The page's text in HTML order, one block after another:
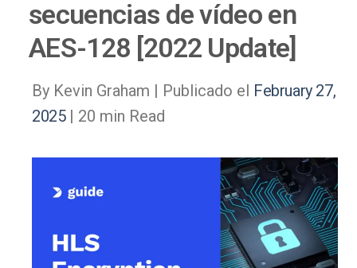
secuencias de vídeo en
AES-128 [2022 Update]
By Kevin Graham | Publicado el February 27,
2025| 20 min Read